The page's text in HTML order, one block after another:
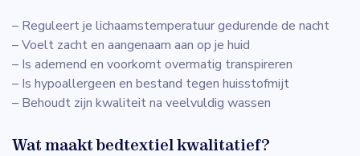
– Reguleert je lichaamstemperatuur gedurende de nacht
– Voelt zacht en aangenaam aan op je huid
– Is ademend en voorkomt overmatig transpireren
– Is hypoallergeen en bestand tegen huisstofmijt
– Behoudt zijn kwaliteit na veelvuldig wassen
Wat maakt bedtextiel kwalitatief?